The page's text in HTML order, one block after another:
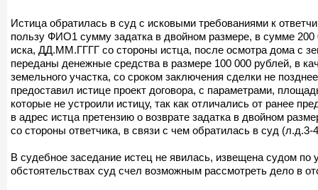
Истица обратилась в суд с исковыми требованиями к
пользу ФИО1 сумму задатка в двойном размере, в сумме 200
иска, ДД.ММ.ГГГГ со стороны истца, после осмотра дома с
переданы денежные средства в размере 100 000 рублей, в
земельного участка, со сроком заключения сделки не
предоставил истице проект договора, с параметрами,
которые не устроили истицу, так как отличались от ранее
в адрес истца претензию о возврате задатка в двойном
со стороны ответчика, в связи с чем обратилась в суд (л.д.3-
В судебное заседание истец не явилась, извещена судом по
обстоятельствах суд счел возможным рассмотреть дело в